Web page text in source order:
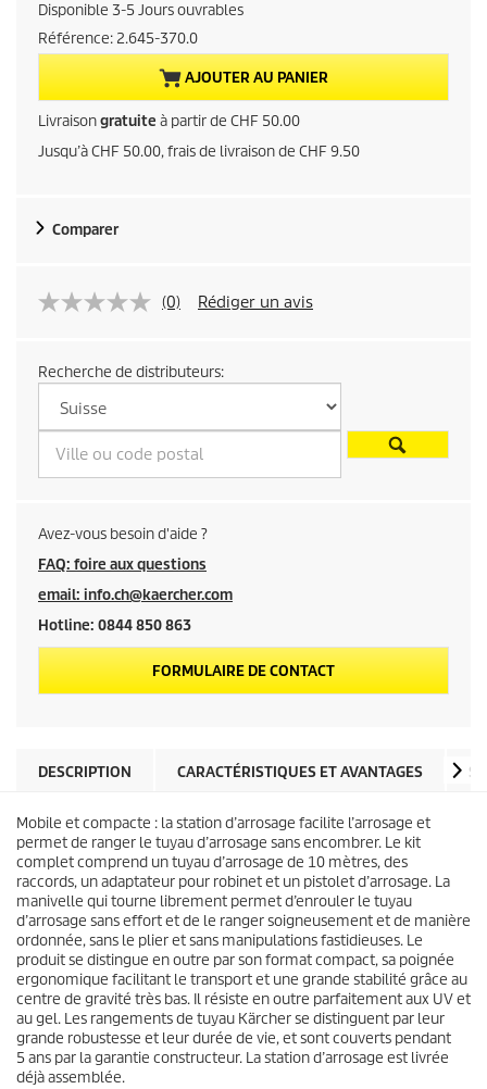
x
a
c
t
u
l
u
p
r
o
d
u
i
t
Disponible 3-5 Jours ouvrables
Référence: 2.645-370.0
AJOUTER AU PANIER
Livraisongratuite à partir de CHF 50.00
Jusqu’à CHF 50.00, frais de livraison de CHF 9.50
Comparer
(0) Rédiger un avis
Recherche de distributeurs:
Avez-vous besoin d'aide ?
FAQ: foire aux questions
email: info.ch@kaercher.com
Hotline: 0844 850 863
FORMULAIRE DE CONTACT
DESCRIPTION CARACTÉRISTIQUES ET AVANTAGES
Mobile et compacte : la station d’arrosage facilite l’arrosage et
permet de ranger le tuyau d’arrosage sans encombrer. Le kit
complet comprend un tuyau d’arrosage de 10 mètres, des
raccords, un adaptateur pour robinet et un pistolet d’arrosage. La
manivelle qui tourne librement permet d’enrouler le tuyau
d’arrosage sans effort et de le ranger soigneusement et de manière
ordonnée, sans le plier et sans manipulations fastidieuses. Le
produit se distingue en outre par son format compact, sa poignée
ergonomique facilitant le transport et une grande stabilité grâce au
centre de gravité très bas. Il résiste en outre parfaitement aux UV et
au gel. Les rangements de tuyau Kärcher se distinguent par leur
grande robustesse et leur durée de vie, et sont couverts pendant
5 ans par la garantie constructeur. La station d’arrosage est livrée
déjà assemblée.